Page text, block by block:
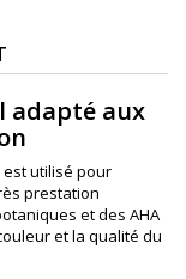
adapté aux
utilisé pour
prestation
et des AHA
et la qualité du